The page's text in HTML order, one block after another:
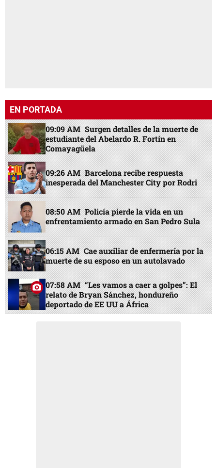
EN PORTADA
09:09 AM Surgen detalles de la muerte de
estudiante del Abelardo R. Fortín en
Comayagüela
09:26 AM Barcelona recibe respuesta
inesperada del Manchester City por Rodri
08:50 AM Policía pierde la vida en un
enfrentamiento armado en San Pedro Sula
06:15 AM Cae auxiliar de enfermería por la
muerte de su esposo en un autolavado
07:58 AM “Les vamos a caer a golpes”: El
relato de Bryan Sánchez, hondureño
deportado de EE UU a África